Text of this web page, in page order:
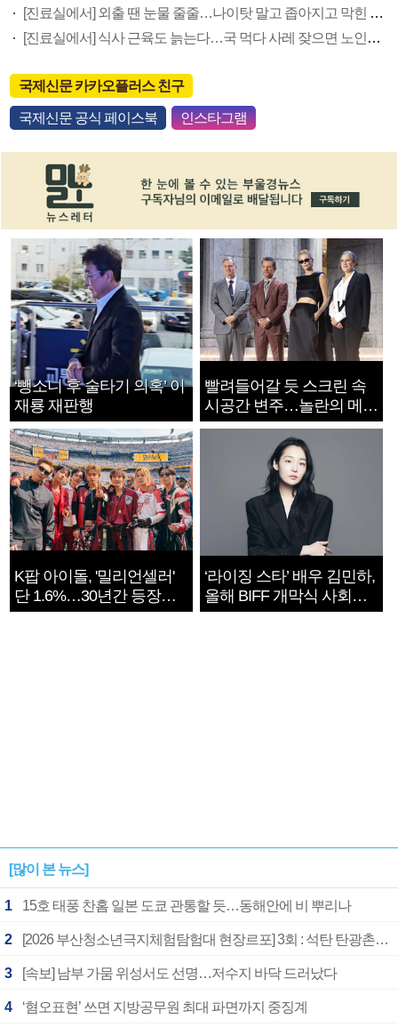
[진료실에서] 외출 땐 눈물 줄줄…나이탓 말고 좁아지고 막힌 눈물길 넓혀야
[진료실에서] 식사 근육도 늙는다…국 먹다 사레 잦으면 노인성 삼킴장애 의심을
국제신문 카카오플러스 친구
국제신문 공식 페이스북 인스타그램
‘뺑소니 후 술타기 의혹’ 이
재룡 재판행
빨려들어갈 듯 스크린 속
시공간 변주…놀란의 메시
지는 ‘전쟁 속죄’
K팝 아이돌, '밀리언셀러'
단 1.6%…30년간 등장
1182개팀 전수조사
‘라이징 스타’ 배우 김민하,
올해 BIFF 개막식 사회자
확정
[많이 본 뉴스]
1 15호 태풍 찬홈 일본 도쿄 관통할 듯…동해안에 비 뿌리나
2 [2026 부산청소년극지체험탐험대 현장르포] 3회 : 석탄 탄광촌에서 북극 연구의 중심지로
3 [속보] 남부 가뭄 위성서도 선명…저수지 바닥 드러났다
4 ‘혐오표현’ 쓰면 지방공무원 최대 파면까지 중징계